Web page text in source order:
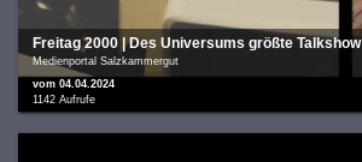
Freitag 2000 | Des Universums größte Talkshow
Medienportal Salzkammergut
vom 04.04.2024
1142 Aufrufe